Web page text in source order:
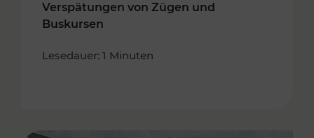
Verspätungen von Zügen und
Buskursen
Lesedauer: 1 Minuten